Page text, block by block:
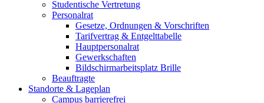
Studentische Vertretung
Personalrat
Gesetze, Ordnungen & Vorschriften
Tarifvertrag & Entgelttabelle
Hauptpersonalrat
Gewerkschaften
Bildschirmarbeitsplatz Brille
Beauftragte
Standorte & Lageplan
Campus barrierefrei